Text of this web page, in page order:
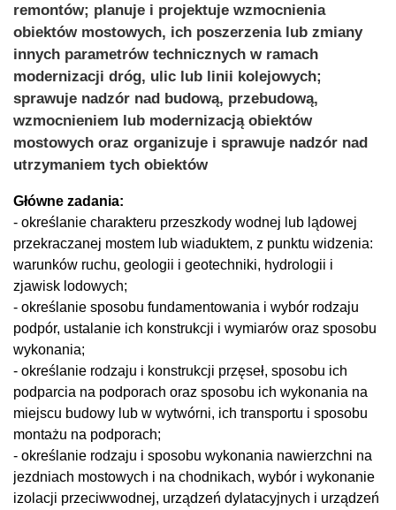
remontów; planuje i projektuje wzmocnienia
obiektów mostowych, ich poszerzenia lub zmiany
innych parametrów technicznych w ramach
modernizacji dróg, ulic lub linii kolejowych;
sprawuje nadzór nad budową, przebudową,
wzmocnieniem lub modernizacją obiektów
mostowych oraz organizuje i sprawuje nadzór nad
utrzymaniem tych obiektów
Główne zadania:
- określanie charakteru przeszkody wodnej lub lądowej
przekraczanej mostem lub wiaduktem, z punktu widzenia:
warunków ruchu, geologii i geotechniki, hydrologii i
zjawisk lodowych;
- określanie sposobu fundamentowania i wybór rodzaju
podpór, ustalanie ich konstrukcji i wymiarów oraz sposobu
wykonania;
- określanie rodzaju i konstrukcji przęseł, sposobu ich
podparcia na podporach oraz sposobu ich wykonania na
miejscu budowy lub w wytwórni, ich transportu i sposobu
montażu na podporach;
- określanie rodzaju i sposobu wykonania nawierzchni na
jezdniach mostowych i na chodnikach, wybór i wykonanie
izolacji przeciwwodnej, urządzeń dylatacyjnych i urządzeń